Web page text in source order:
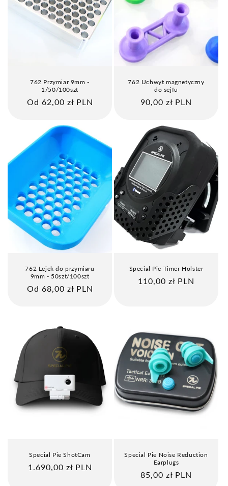
762 Przymiar 9mm -
1/50/100szt
Cena
Od 62,00 zł PLN
762 Uchwyt magnetyczny
do sejfu
Cena
90,00 zł PLN
762 Lejek do przymiaru
9mm - 50szt/100szt
Cena
Od 68,00 zł PLN
Special Pie Timer Holster
Cena
110,00 zł PLN
Special Pie ShotCam
Cena
1.690,00 zł PLN
Special Pie Noise Reduction
Earplugs
Cena
85,00 zł PLN